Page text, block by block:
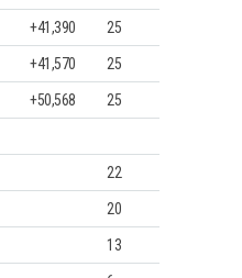
+41,390 25
+41,570 25
+50,568 25
22
20
13